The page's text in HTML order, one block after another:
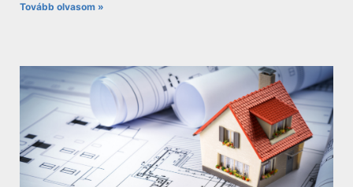
Tovább olvasom »